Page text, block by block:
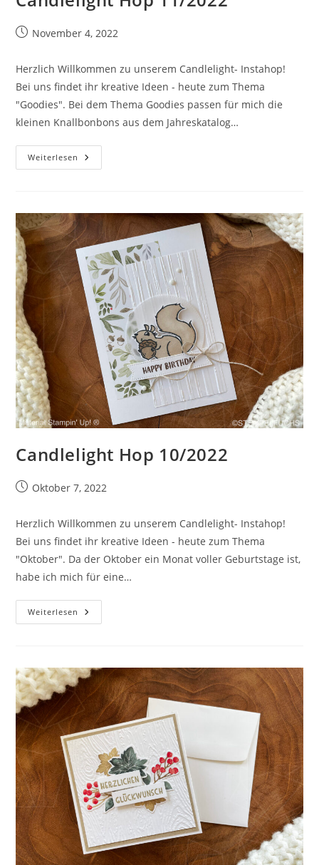
BeitragNovember 4, 2022
Herzlich Willkommen zu unserem Candlelight- Instahop!
Bei uns findet ihr kreative Ideen - heute zum Thema
"Goodies". Bei dem Thema Goodies passen für mich die
kleinen Knallbonbons aus dem Jahreskatalog…
Weiterlesen Candlelight
Hop
Candlelight Hop 10/2022
BeitragOktober 7, 2022
Herzlich Willkommen zu unserem Candlelight- Instahop!
Bei uns findet ihr kreative Ideen - heute zum Thema
"Oktober". Da der Oktober ein Monat voller Geburtstage ist,
habe ich mich für eine…
Weiterlesen Candlelight
Hop